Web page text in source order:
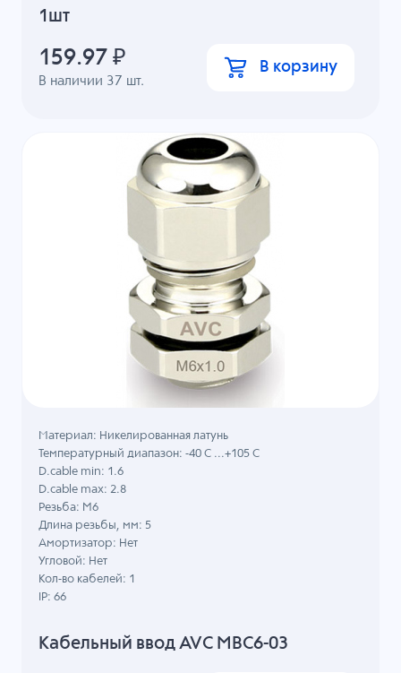
1шт
В наличии 37 шт.
159.97 ₽ В корзину
Кабельный ввод AVC MBC6-03
Материал: Никелированная латунь
Температурный диапазон: -40 C ...+105 C
D.cable min: 1.6
D.cable max: 2.8
Резьба: M6
Длина резьбы, мм: 5
Амортизатор: Нет
Угловой: Нет
Кол-во кабелей: 1
IP: 66